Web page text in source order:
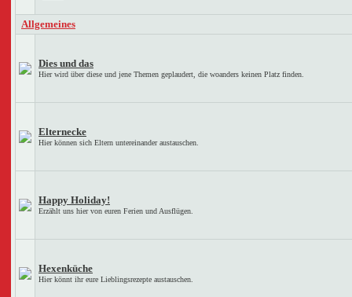
Allgemeines
Dies und das
Hier wird über diese und jene Themen geplaudert, die woanders keinen Platz finden.
Elternecke
Hier können sich Eltern untereinander austauschen.
Happy Holiday!
Erzählt uns hier von euren Ferien und Ausflügen.
Hexenküche
Hier könnt ihr eure Lieblingsrezepte austauschen.